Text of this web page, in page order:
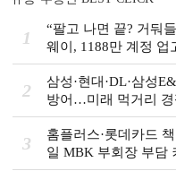
1
“팔고 나면 끝? 거둬
웨이, 1188만 계정 업
2
삼성·현대·DL·삼성
방어…미래 먹거리
3
홈플러스·롯데카드
일 MBK 부회장 부담